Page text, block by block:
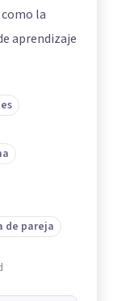
la
aprendizaje
de pareja